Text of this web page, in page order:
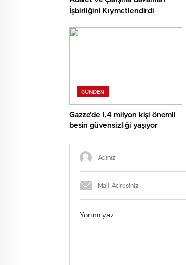
İşbirliğini Kıymetlendirdi
GÜNDEM
Gazze’de 1,4 milyon kişi önemli
besin güvensizliği yaşıyor